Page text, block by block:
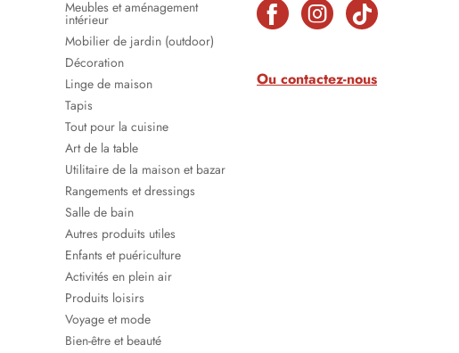
Meubles et aménagement
intérieur
Mobilier de jardin (outdoor)
Décoration
Linge de maison
Tapis
Tout pour la cuisine
Art de la table
Utilitaire de la maison et bazar
Rangements et dressings
Salle de bain
Autres produits utiles
Enfants et puériculture
Activités en plein air
Produits loisirs
Voyage et mode
Bien-être et beauté
Ou contactez-nous